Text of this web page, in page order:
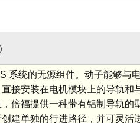
系统的无源组件。动子能够与
接安装在电机模块上的导轨和
倍福提供一种带有铝制导轨
建单独的行进路径，并可灵